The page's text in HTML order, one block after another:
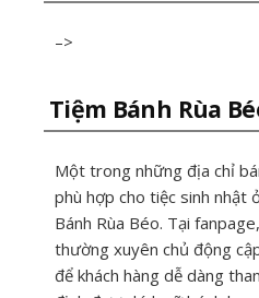
–>
Tiệm Bánh Rùa
Một trong những địa chỉ
phù hợp cho tiệc sinh nhật
Bánh Rùa Béo. Tại fanpage,
thường xuyên chủ động
để khách hàng dễ dàng